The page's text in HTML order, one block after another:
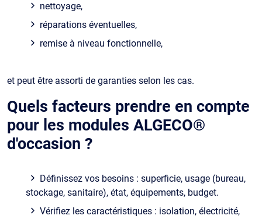
nettoyage,
réparations éventuelles,
remise à niveau fonctionnelle,
et peut être assorti de garanties selon les cas.
Quels facteurs prendre en compte
pour les modules ALGECO®
d'occasion ?
Définissez vos besoins : superficie, usage (bureau,
stockage, sanitaire), état, équipements, budget.
Vérifiez les caractéristiques : isolation, électricité,